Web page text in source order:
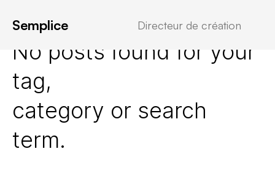
Semplice Directeur de création
No posts found for your
tag,
category or search
term.